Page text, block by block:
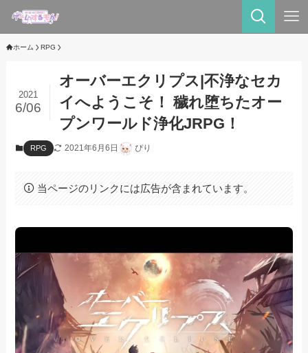
ホーム RPG
オーバーエクリプス|不浄なセカ
イへようこそ！ 穢れ堕ちたオー
プンワールド浄化JRPG！
2021
6/06
RPG 2021年6月6日 ぴり
当ページのリンクには広告が含まれています。